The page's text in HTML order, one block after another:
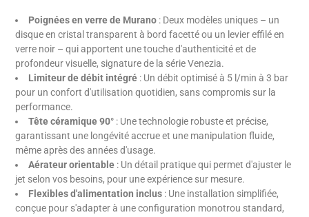
Poignées en verre de Murano : Deux modèles uniques – un
disque en cristal transparent à bord facetté ou un levier effilé en
verre noir – qui apportent une touche d'authenticité et de
profondeur visuelle, signature de la série Venezia.
Limiteur de débit intégré : Un débit optimisé à 5 l/min à 3 bar
pour un confort d'utilisation quotidien, sans compromis sur la
performance.
Tête céramique 90° : Une technologie robuste et précise,
garantissant une longévité accrue et une manipulation fluide,
même après des années d'usage.
Aérateur orientable : Un détail pratique qui permet d'ajuster le
jet selon vos besoins, pour une expérience sur mesure.
Flexibles d'alimentation inclus : Une installation simplifiée,
conçue pour s'adapter à une configuration monotrou standard,